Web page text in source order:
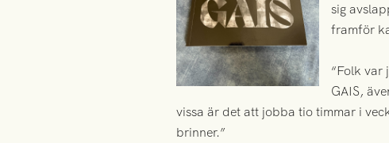
sig
framför
“Folk var
GAIS,
vissa är det att jobba tio timmar i
brinner.”